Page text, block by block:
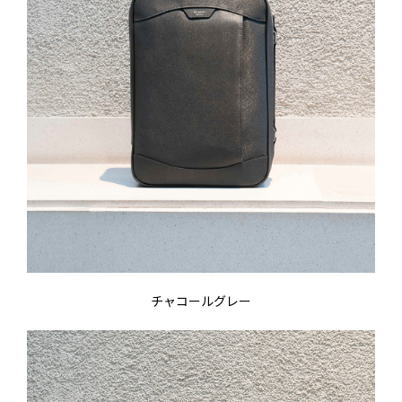
チャコールグレー